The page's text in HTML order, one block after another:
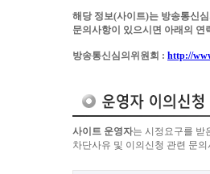
해당 정보(사이트)는 방송통신
문의사항이 있으시면 아래의 연
방송통신심의위원회 : http://
사이트 운영자는 시정요구를 받
차단사유 및 이의신청 관련 문